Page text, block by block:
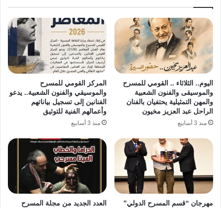
اليوم.. الثلاثاء .. القومي للمسرح
والموسيقى والفنون الشعبية
والمهن التمثيلية يحتفيان بالفنان
الراحل عبد العزيز مخيون
منذ 3 أسابيع
المركز القومي للمسرح
والموسيقي والفنون الشعبية.. يدعو
الفنانين إلى تسجيل بياناتهم
وأعمالهم الفنية للتوثيق
منذ 3 أسابيع
مهرجان “قسم المسرح الدولي”
العدد الجديد من مجلة المسرح